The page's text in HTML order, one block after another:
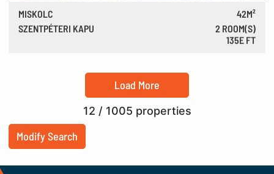
MISKOLC
42M²
SZENTPÉTERI KAPU
2 ROOM(S)
135E FT
Modify Search
Load More
12 / 1005 properties